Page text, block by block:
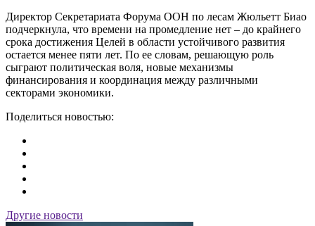
Директор Секретариата Форума ООН по лесам Жюльетт Биао
подчеркнула, что времени на промедление нет – до крайнего
срока достижения Целей в области устойчивого развития
остается менее пяти лет. По ее словам, решающую роль
сыграют политическая воля, новые механизмы
финансирования и координация между различными
секторами экономики.
Поделиться новостью:
Другие новости